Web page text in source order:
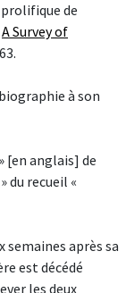
prolifique de
A Survey of
à son
[en anglais] de
» du recueil «
semaines après sa
est décédé
les deux